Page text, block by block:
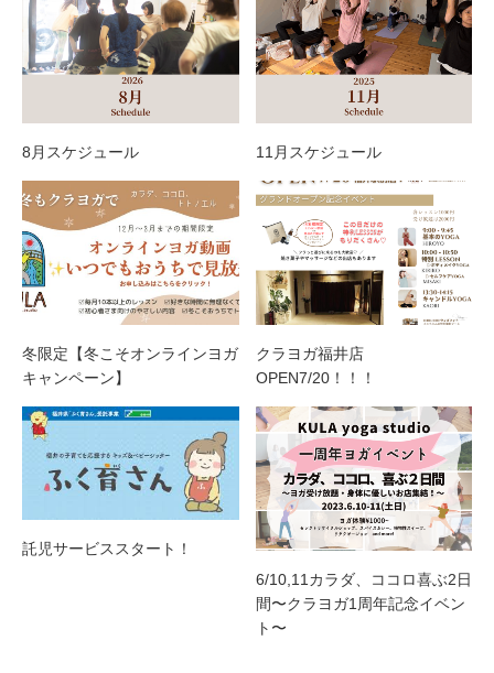
8月スケジュール 11月スケジュール
冬限定【冬こそオンラインヨガ
キャンペーン】
クラヨガ福井店
OPEN7/20！！！
託児サービススタート！
6/10,11カラダ、ココロ喜ぶ2日
間〜クラヨガ1周年記念イベン
ト〜